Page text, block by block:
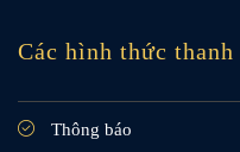
Các hình thức thanh
Thông báo